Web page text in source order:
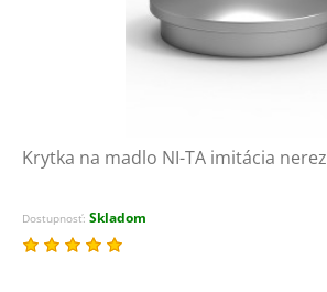
Krytka na madlo NI-TA imitácia nerez
Dostupnosť: Skladom